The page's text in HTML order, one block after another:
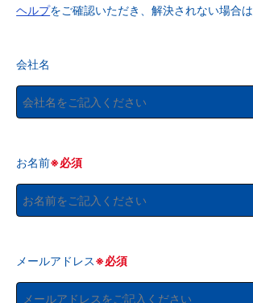
ヘルプをご確認いただき、解決されない場合は
会社名
お名前※必須
メールアドレス※必須